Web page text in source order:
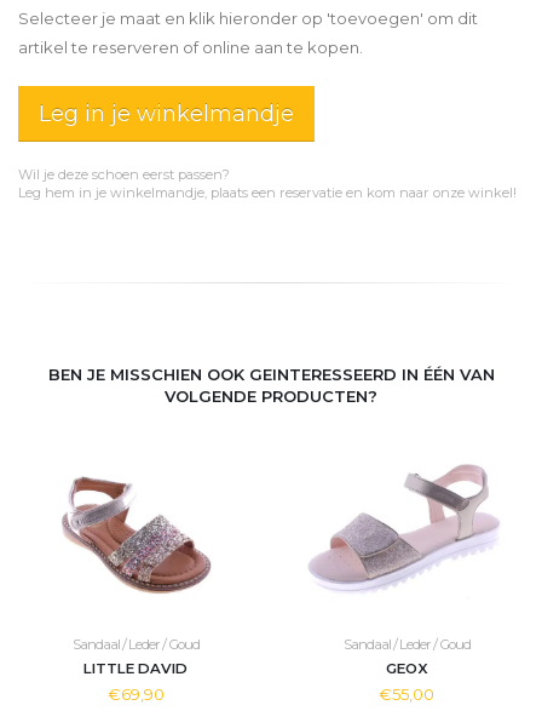
Selecteer je maat en klik hieronder op 'toevoegen' om dit
artikel te reserveren of online aan te kopen.
Leg in je winkelmandje
Wil je deze schoen eerst passen?
Leg hem in je winkelmandje, plaats een reservatie en kom naar onze winkel!
BEN JE MISSCHIEN OOK GEINTERESSEERD IN ÉÉN VAN
VOLGENDE PRODUCTEN?
Sandaal / Leder / Goud
LITTLE DAVID
€69,90
Sandaal / Leder / Goud
GEOX
€55,00